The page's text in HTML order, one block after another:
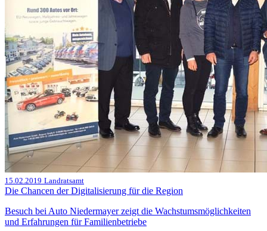
15.02.2019 Landratsamt
Die Chancen der Digitalisierung für die Region
Besuch bei Auto Niedermayer zeigt die Wachstumsmöglichkeiten
und Erfahrungen für Familienbetriebe